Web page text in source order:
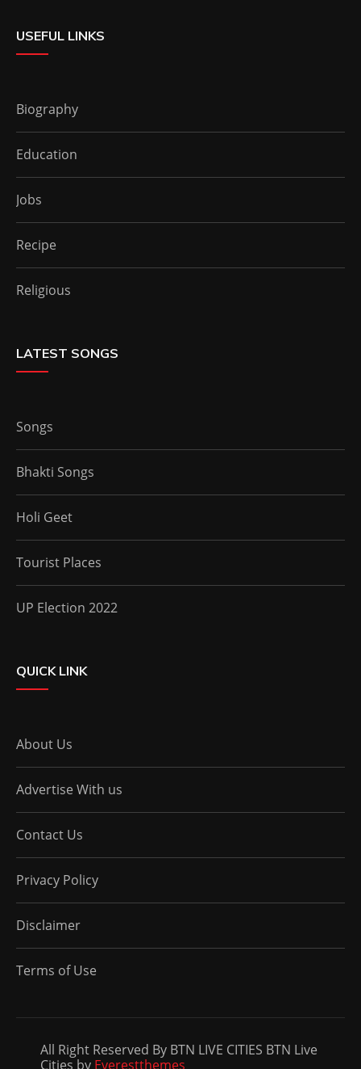
USEFUL LINKS
Biography
Education
Jobs
Recipe
Religious
LATEST SONGS
Songs
Bhakti Songs
Holi Geet
Tourist Places
UP Election 2022
QUICK LINK
About Us
Advertise With us
Contact Us
Privacy Policy
Disclaimer
Terms of Use
All Right Reserved By BTN LIVE CITIES BTN Live
Cities by Everestthemes